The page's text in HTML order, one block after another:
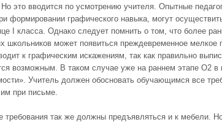
это вводится по усмотрению учителя. Опытные
формировании графического навыка, могут
I класса. Однако следует помнить о том, что более
школьников может появиться преждевременное мелкое
к графическим искажениям, так как правильно
возможным. В таком случае уже на раннем этапе О2 в
Учитель должен обосновать обучающимся все
при письме.
требования так же должны предъявляться и к мебели.